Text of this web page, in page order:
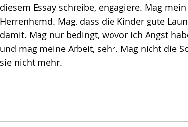
diesem Essay schreibe, engagiere. Mag
Herrenhemd. Mag, dass die Kinder gute
damit. Mag nur bedingt, wovor ich Angst
und mag meine Arbeit, sehr. Mag nicht die
sie nicht mehr.